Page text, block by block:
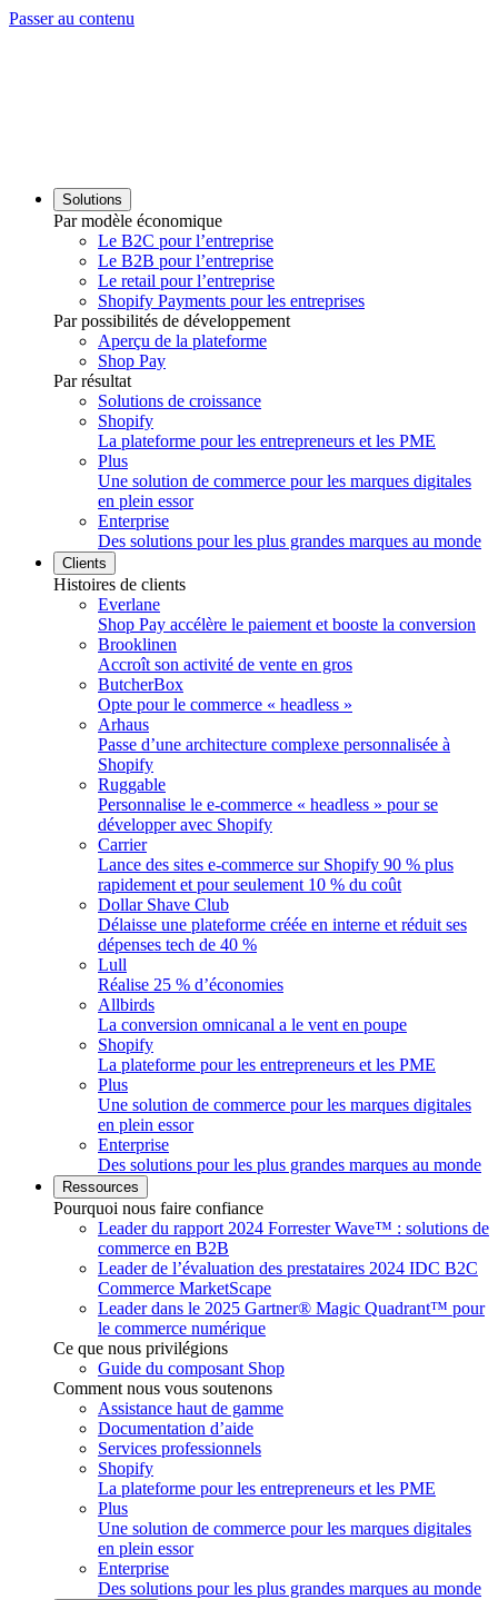
Passer au contenu
Solutions
Par modèle économique
Le B2C pour l’entreprise
Le B2B pour l’entreprise
Le retail pour l’entreprise
Shopify Payments pour les entreprises
Par possibilités de développement
Aperçu de la plateforme
Shop Pay
Par résultat
Solutions de croissance
Shopify
La plateforme pour les entrepreneurs et les PME
Plus
Une solution de commerce pour les marques digitales
en plein essor
Enterprise
Des solutions pour les plus grandes marques au monde
Clients
Histoires de clients
Everlane
Shop Pay accélère le paiement et booste la conversion
Brooklinen
Accroît son activité de vente en gros
ButcherBox
Opte pour le commerce « headless »
Arhaus
Passe d’une architecture complexe personnalisée à
Shopify
Ruggable
Personnalise le e-commerce « headless » pour se
développer avec Shopify
Carrier
Lance des sites e-commerce sur Shopify 90 % plus
rapidement et pour seulement 10 % du coût
Dollar Shave Club
Délaisse une plateforme créée en interne et réduit ses
dépenses tech de 40 %
Lull
Réalise 25 % d’économies
Allbirds
La conversion omnicanal a le vent en poupe
Shopify
La plateforme pour les entrepreneurs et les PME
Plus
Une solution de commerce pour les marques digitales
en plein essor
Enterprise
Des solutions pour les plus grandes marques au monde
Ressources
Pourquoi nous faire confiance
Leader du rapport 2024 Forrester Wave™ : solutions de
commerce en B2B
Leader de l’évaluation des prestataires 2024 IDC B2C
Commerce MarketScape
Leader dans le 2025 Gartner® Magic Quadrant™ pour
le commerce numérique
Ce que nous privilégions
Guide du composant Shop
Comment nous vous soutenons
Assistance haut de gamme
Documentation d’aide
Services professionnels
Shopify
La plateforme pour les entrepreneurs et les PME
Plus
Une solution de commerce pour les marques digitales
en plein essor
Enterprise
Des solutions pour les plus grandes marques au monde